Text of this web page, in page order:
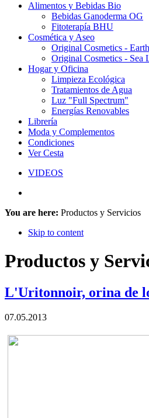
Alimentos y Bebidas Bio
Bebidas Ganoderma OG
Fitoterapía BHU
Cosmética y Aseo
Original Cosmetics -
Original Cosmetics - Sea
Hogar y Oficina
Limpieza Ecológica
Tratamientos de Agua
Luz "Full Spectrum"
Energías Renovables
Librería
Moda y Complementos
Condiciones
Ver Cesta
VIDEOS
You are here: Productos y Servicios
Skip to content
Productos y
L'Uritonnoir, orina de
07.05.2013